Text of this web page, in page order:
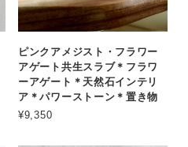
ピンクアメジスト・フラワー
アゲート共生スラブ＊フラワ
ーアゲート＊天然石インテリ
ア＊パワーストーン＊置き物
¥9,350